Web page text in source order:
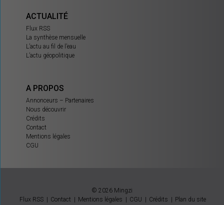
ACTUALITÉ
Flux RSS
La synthèse mensuelle
L’actu au fil de l’eau
L’actu géopolitique
A PROPOS
Annonceurs – Partenaires
Nous découvrir
Crédits
Contact
Mentions légales
CGU
© 2026 Mingzi
Flux RSS
Contact Mentions légales CGU Crédits Plan du site